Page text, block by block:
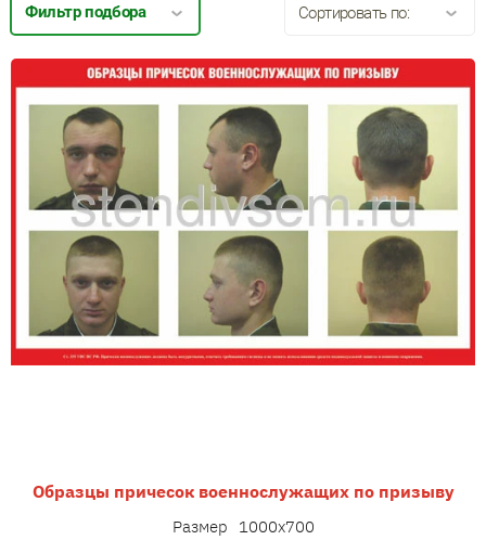
Фильтр подбора Сортировать по:
Образцы причесок военнослужащих по призыву
Размер 1000х700